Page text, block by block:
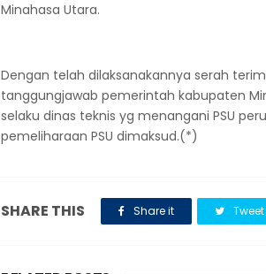
Minahasa Utara.
Dengan telah dilaksanakannya serah
tanggungjawab pemerintah kabupaten
selaku dinas teknis yg menangani PSU
pemeliharaan PSU dimaksud.(*)
SHARE THIS Share it Tweet